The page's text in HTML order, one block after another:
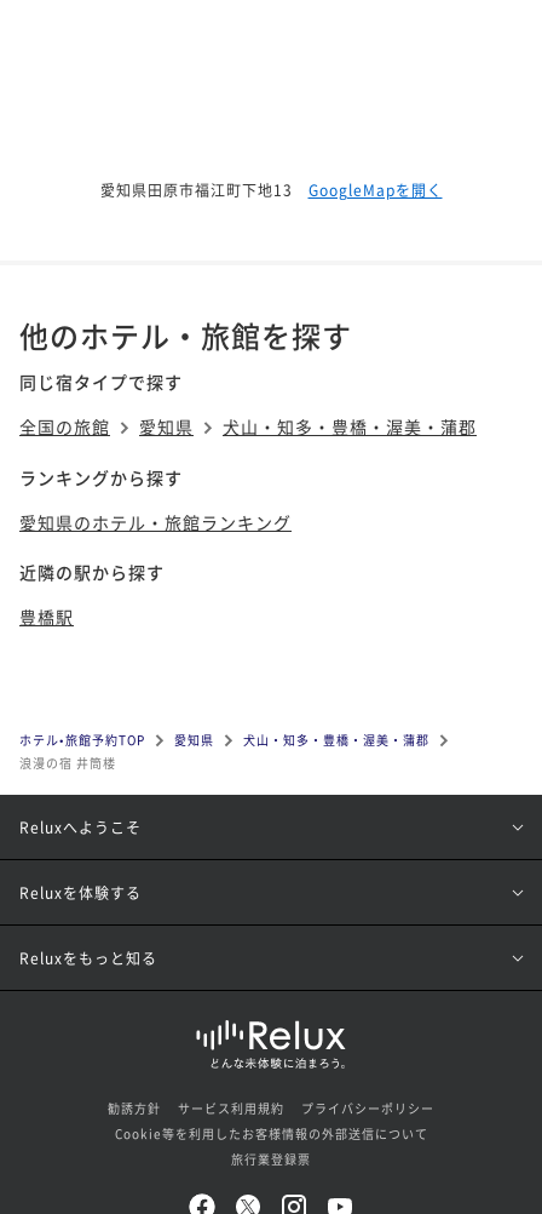
愛知県田原市福江町下地13 GoogleMapを開く
他のホテル・旅館を探す
同じ宿タイプで探す
全国の旅館
愛知県 犬山・知多・豊橋・渥美・蒲郡
ランキングから探す
愛知県のホテル・旅館ランキング
近隣の駅から探す
豊橋駅
ホテル•旅館予約TOP 愛知県
犬山・知多・豊橋・渥美・蒲郡
浪漫の宿 井筒楼
Reluxへようこそ
Reluxを体験する
Reluxをもっと知る
勧誘方針 サービス利用規約
プライバシーポリシー
Cookie等を利用したお客様情報の外部送信について
旅行業登録票